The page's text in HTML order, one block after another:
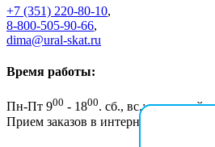
+7 (351) 220-80-10,
8-800-505-90-66,
dima@ural-skat.ru
Время работы:
Пн-Пт 900 - 1800. сб., вс.: выходной
Прием заказов в интернет магазине -